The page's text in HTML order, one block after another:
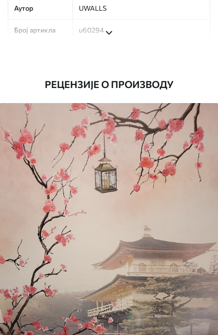
Аутор UWALLS
Број артикла u60294
тапете.
Чишћење
Тапета се може нежно очистити меким
сунђером. Позадине са завршном
обрадом лакова могу се очистити
водом.
Начин примене Беспрекорна апликација
Доступни материјали
Стандард
4472 .422683
Премиум
5525 3315 RSD/m²
Премиум
РЕЦЕНЗИЈЕ О ПРОИЗВОДУ